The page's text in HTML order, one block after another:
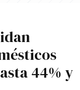
44% y